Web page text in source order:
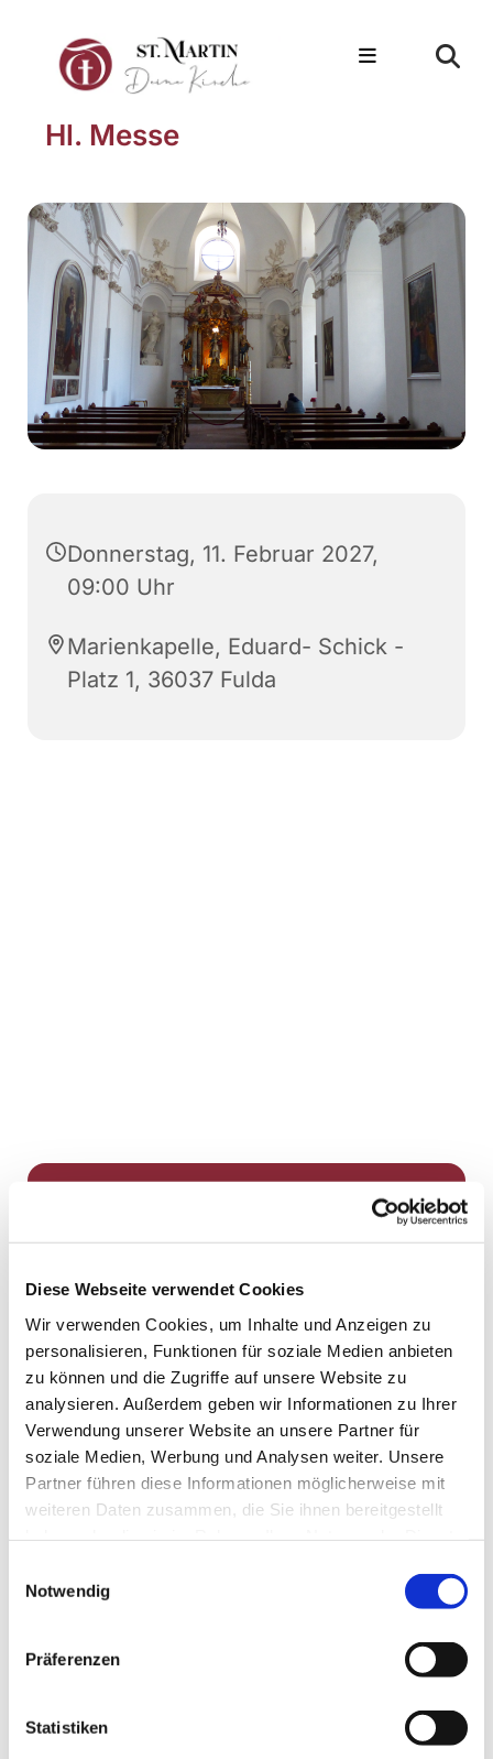
Diese Webseite verwendet Cookies
Wir verwenden Cookies, um Inhalte und Anzeigen zu
personalisieren, Funktionen für soziale Medien anbieten
zu können und die Zugriffe auf unsere Website zu
analysieren. Außerdem geben wir Informationen zu Ihrer
Verwendung unserer Website an unsere Partner für
soziale Medien, Werbung und Analysen weiter. Unsere
Partner führen diese Informationen möglicherweise mit
weiteren Daten zusammen, die Sie ihnen bereitgestellt
Notwendig
Präferenzen
Statistiken
Hl. Messe
Donnerstag, 11. Februar 2027,
09:00 Uhr
Marienkapelle, Eduard- Schick -
Platz 1, 36037 Fulda
Dies könnte Sie auch